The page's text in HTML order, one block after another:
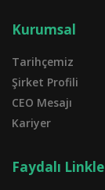
Kurumsal
Tarihçemiz
Şirket Profili
CEO Mesajı
Kariyer
Faydalı